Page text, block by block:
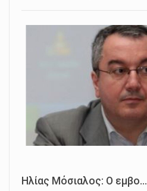
Ηλίας Μόσιαλος: Ο εμβο...